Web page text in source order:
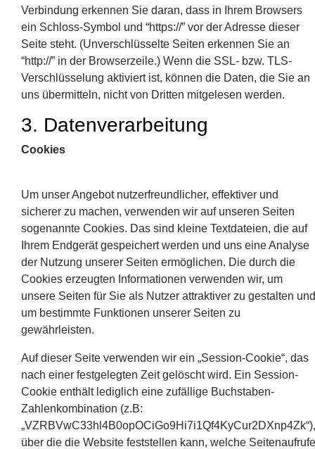
Verbindung erkennen Sie daran, dass in Ihrem Browsers
ein Schloss-Symbol und “https://” vor der Adresse dieser
Seite steht. (Unverschlüsselte Seiten erkennen Sie an
“http://” in der Browserzeile.) Wenn die SSL- bzw. TLS-
Verschlüsselung aktiviert ist, können die Daten, die Sie an
uns übermitteln, nicht von Dritten mitgelesen werden.
3. Datenverarbeitung
Cookies
Um unser Angebot nutzerfreundlicher, effektiver und
sicherer zu machen, verwenden wir auf unseren Seiten
sogenannte Cookies. Das sind kleine Textdateien, die auf
Ihrem Endgerät gespeichert werden und uns eine Analyse
der Nutzung unserer Seiten ermöglichen. Die durch die
Cookies erzeugten Informationen verwenden wir, um
unsere Seiten für Sie als Nutzer attraktiver zu gestalten und
um bestimmte Funktionen unserer Seiten zu
gewährleisten.
Auf dieser Seite verwenden wir ein „Session-Cookie“, das
nach einer festgelegten Zeit gelöscht wird. Ein Session-
Cookie enthält lediglich eine zufällige Buchstaben-
Zahlenkombination (z.B:
„VZRBVwC33hl4B0opOCiGo9Hi7i1Qf4KyCur2DXnp4Zk“),
über die die Website feststellen kann, welche Seitenaufrufe